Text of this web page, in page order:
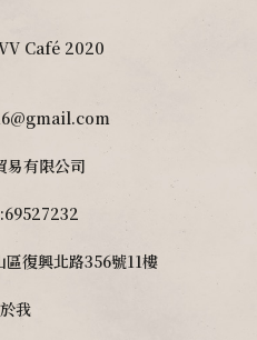
Café 2020
易有限公司
復興北路356號11樓
我